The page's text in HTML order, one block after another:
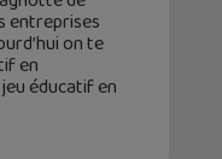
entreprises
on te
en
éducatif en